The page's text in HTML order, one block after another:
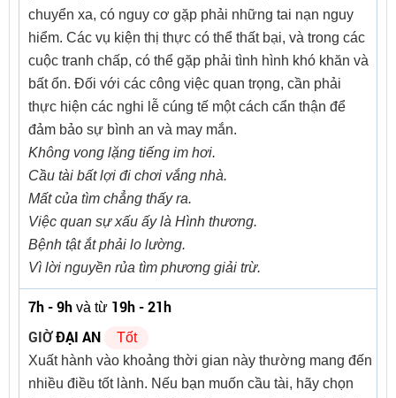
chuyển xa, có nguy cơ gặp phải những tai nạn nguy
hiểm. Các vụ kiện thị thực có thể thất bại, và trong các
cuộc tranh chấp, có thể gặp phải tình hình khó khăn và
bất ổn. Đối với các công việc quan trọng, cần phải
thực hiện các nghi lễ cúng tế một cách cẩn thận để
đảm bảo sự bình an và may mắn.
Không vong lặng tiếng im hơi.
Cầu tài bất lợi đi chơi vắng nhà.
Mất của tìm chẳng thấy ra.
Việc quan sự xấu ấy là Hình thương.
Bệnh tật ắt phải lo lường.
Vì lời nguyền rủa tìm phương giải trừ.
7h - 9h và từ 19h - 21h
GIỜĐẠI AN
Tốt
Xuất hành vào khoảng thời gian này thường mang đến
nhiều điều tốt lành. Nếu bạn muốn cầu tài, hãy chọn